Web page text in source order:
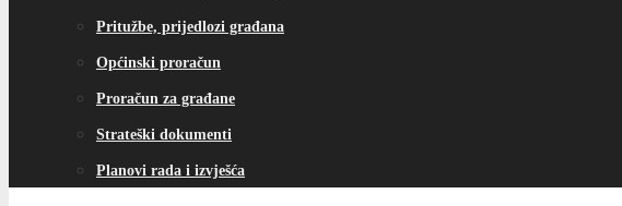
Pritužbe, prijedlozi građana
Općinski proračun
Proračun za građane
Strateški dokumenti
Planovi rada i izvješća